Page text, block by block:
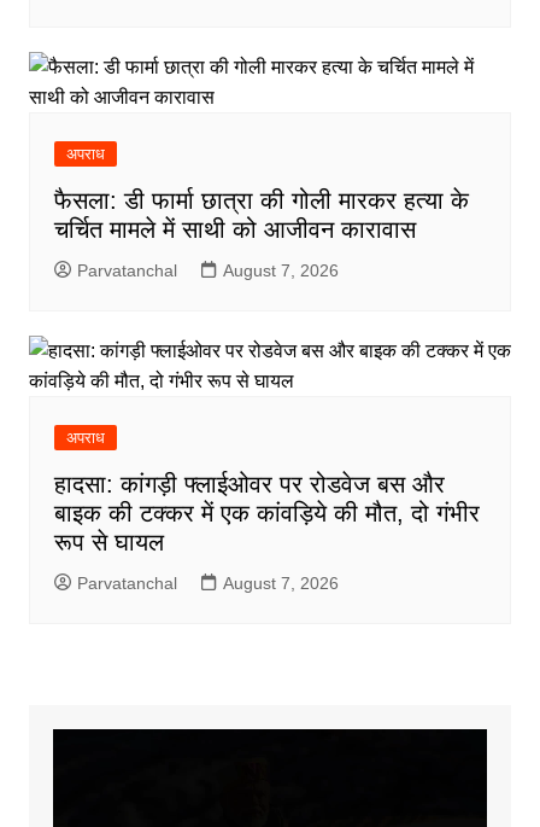
अपराध
फैसला: डी फार्मा छात्रा की गोली मारकर हत्या के
चर्चित मामले में साथी को आजीवन कारावास
Parvatanchal August 7, 2026
अपराध
हादसा: कांगड़ी फ्लाईओवर पर रोडवेज बस और
बाइक की टक्कर में एक कांवड़िये की मौत, दो गंभीर
रूप से घायल
Parvatanchal August 7, 2026